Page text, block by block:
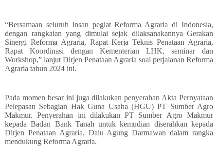
“Bersamaan seluruh insan pegiat Reforma Agraria di Indonesia,
dengan rangkaian yang dimulai sejak dilaksanakannya Gerakan
Sinergi Reforma Agraria, Rapat Kerja Teknis Penataan Agraria,
Rapat Koordinasi dengan Kementerian LHK, seminar dan
Workshop,” lanjut Dirjen Penataan Agraria soal perjalanan Reforma
Agraria tahun 2024 ini.
Pada momen besar ini juga dilakukan penyerahan Akta Pernyataan
Pelepasan Sebagian Hak Guna Usaha (HGU) PT Sumber Agro
Makmur. Penyerahan ini dilakukan PT Sumber Agro Makmur
kepada Badan Bank Tanah untuk kemudian diserahkan kepada
Dirjen Penataan Agraria, Dalu Agung Darmawan dalam rangka
mendukung Reforma Agraria.